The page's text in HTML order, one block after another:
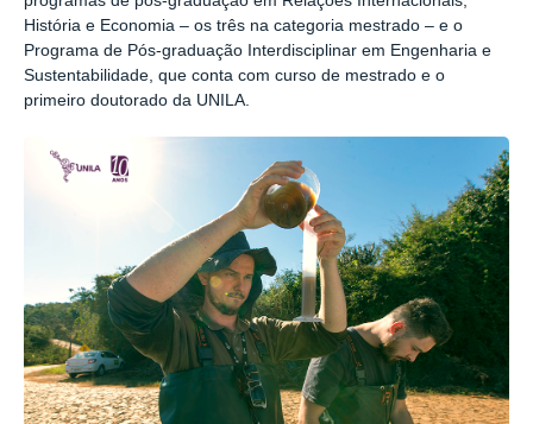
História e Economia – os três na categoria mestrado – e o
Programa de Pós-graduação Interdisciplinar em Engenharia e
Sustentabilidade, que conta com curso de mestrado e o
primeiro doutorado da UNILA.